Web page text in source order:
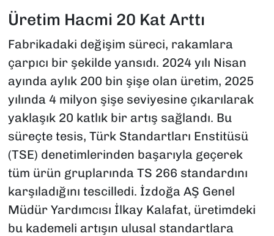
Üretim Hacmi 20 Kat Arttı
Fabrikadaki değişim süreci, rakamlara
çarpıcı bir şekilde yansıdı. 2024 yılı Nisan
ayında aylık 200 bin şişe olan üretim, 2025
yılında 4 milyon şişe seviyesine çıkarılarak
yaklaşık 20 katlık bir artış sağlandı. Bu
süreçte tesis, Türk Standartları Enstitüsü
(TSE) denetimlerinden başarıyla geçerek
tüm ürün gruplarında TS 266 standardını
karşıladığını tescilledi. İzdoğa AŞ Genel
Müdür Yardımcısı İlkay Kalafat, üretimdeki
bu kademeli artışın ulusal standartlara